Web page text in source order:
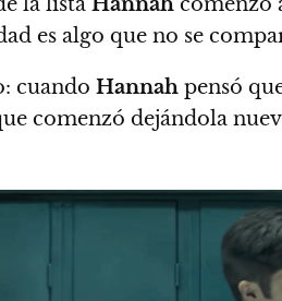
es algo que no se
cuando Hannah pensó
comenzó dejándola